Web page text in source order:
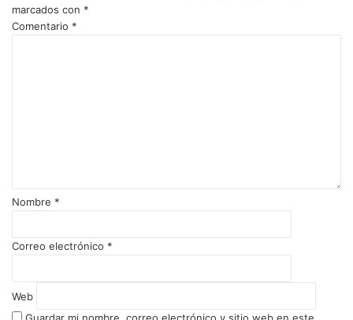
marcados con *
Comentario *
Nombre *
Correo electrónico *
Web
Guardar mi nombre, correo electrónico y sitio web en este